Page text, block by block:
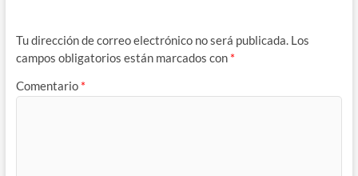
Tu dirección de correo electrónico no será publicada. Los
campos obligatorios están marcados con *
Comentario *